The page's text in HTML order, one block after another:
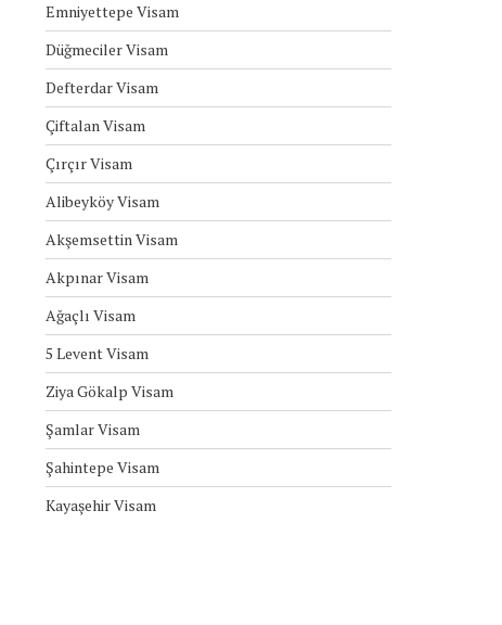
Emniyettepe Visam
Düğmeciler Visam
Defterdar Visam
Çiftalan Visam
Çırçır Visam
Alibeyköy Visam
Akşemsettin Visam
Akpınar Visam
Ağaçlı Visam
5 Levent Visam
Ziya Gökalp Visam
Şamlar Visam
Şahintepe Visam
Kayaşehir Visam